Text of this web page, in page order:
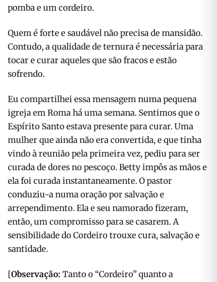
pomba e um cordeiro.
Quem é forte e saudável não precisa de mansidão.
Contudo, a qualidade de ternura é necessária para
tocar e curar aqueles que são fracos e estão
sofrendo.
Eu compartilhei essa mensagem numa pequena
igreja em Roma há uma semana. Sentimos que o
Espírito Santo estava presente para curar. Uma
mulher que ainda não era convertida, e que tinha
vindo à reunião pela primeira vez, pediu para ser
curada de dores no pescoço. Betty impôs as mãos e
ela foi curada instantaneamente. O pastor
conduziu-a numa oração por salvação e
arrependimento. Ela e seu namorado fizeram,
então, um compromisso para se casarem. A
sensibilidade do Cordeiro trouxe cura, salvação e
santidade.
[Observação: Tanto o “Cordeiro” quanto a